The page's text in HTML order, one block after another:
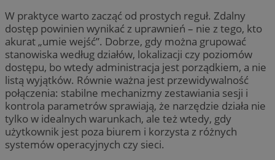
W praktyce warto zacząć od prostych reguł. Zdalny
dostęp powinien wynikać z uprawnień – nie z tego, kto
akurat „umie wejść”. Dobrze, gdy można grupować
stanowiska według działów, lokalizacji czy poziomów
dostępu, bo wtedy administracja jest porządkiem, a nie
listą wyjątków. Równie ważna jest przewidywalność
połączenia: stabilne mechanizmy zestawiania sesji i
kontrola parametrów sprawiają, że narzędzie działa nie
tylko w idealnych warunkach, ale też wtedy, gdy
użytkownik jest poza biurem i korzysta z różnych
systemów operacyjnych czy sieci.